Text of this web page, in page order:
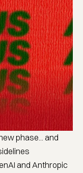
phase... and
and Anthropic